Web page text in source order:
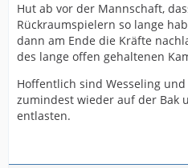
Hut ab vor der Mannschaft,
Rückraumspielern so lange
dann am Ende die Kräfte
des lange offen gehaltenen
Hoffentlich sind Wesseling
zumindest wieder auf der Bak
entlasten.